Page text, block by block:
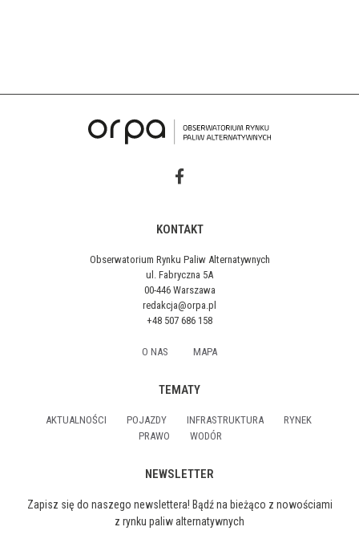
KONTAKT
Obserwatorium Rynku Paliw Alternatywnych
ul. Fabryczna 5A
00-446 Warszawa
redakcja@orpa.pl
+48 507 686 158
O NAS MAPA
TEMATY
AKTUALNOŚCI POJAZDY INFRASTRUKTURA
RYNEK
PRAWO
WODÓR
NEWSLETTER
Zapisz się do naszego newslettera! Bądź na bieżąco z nowościami
z rynku paliw alternatywnych